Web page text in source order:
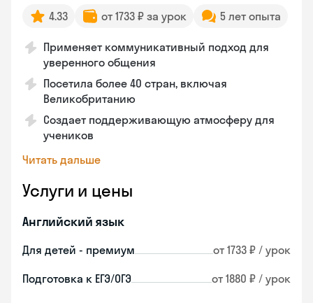
4.33 от 1733 ₽ за урок 5 лет опыта
Применяет коммуникативный подход для
уверенного общения
Посетила более 40 стран, включая
Великобританию
Создает поддерживающую атмосферу для
учеников
Читать дальше
Услуги и цены
Английский язык
Для детей - премиум от 1733 ₽ / урок
Подготовка к ЕГЭ/ОГЭ от 1880 ₽ / урок